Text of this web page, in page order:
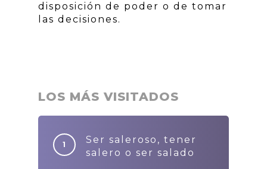
disposición de poder o de tomar
las decisiones.
LOS MÁS VISITADOS
Ser saleroso, tener
salero o ser salado